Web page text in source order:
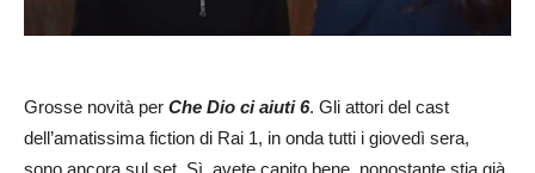
Grosse novità per Che Dio ci aiuti 6. Gli attori del cast
dell’amatissima fiction di Rai 1, in onda tutti i giovedì sera,
sono ancora sul set. Sì, avete capito bene, nonostante stia già